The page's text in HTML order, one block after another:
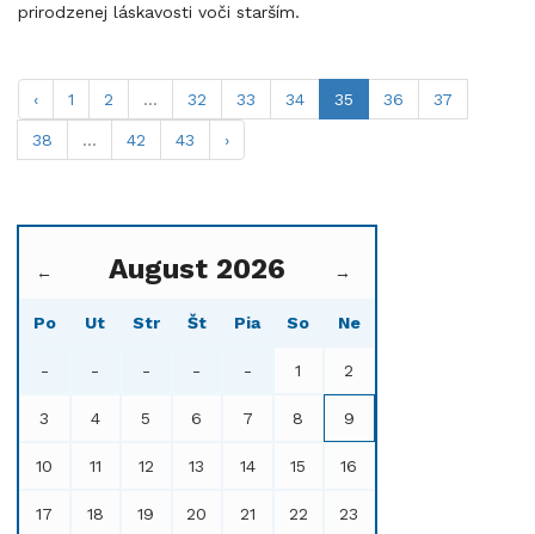
prirodzenej láskavosti voči starším.
‹ 1 2 ... 32 33 34 35 36 37
38 ... 42 43 ›
← August 2026 →
Po Ut Str Št Pia So Ne
- - - - - 1 2
3 4 5 6 7 8 9
10 11 12 13 14 15 16
17 18 19 20 21 22 23